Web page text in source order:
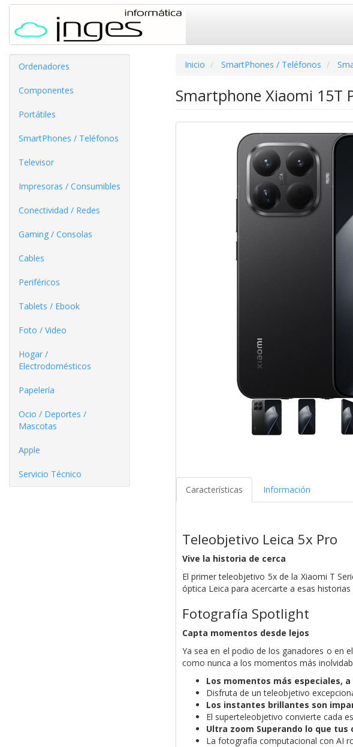
Ordenadores
Componentes
Portátiles
SmartPhones / Teléfonos
Televisor
Impresoras / Consumibles
Conectividad / Redes
Gaming / Consolas
Cables
Periféricos
Tablets / Ebook
Foto / Video
Hogar /
Electrodomésticos
Papelería
Ocio / Deportes /
Mascotas
Apple
Servicio Técnico
Inicio SmartPhones / Teléfonos
Smartphone Xiaomi 15T
Características Información
Teleobjetivo Leica 5x Pro
Vive la historia de cerca
El primer teleobjetivo 5x de la Xiaomi T
óptica Leica para acercarte a esas
Fotografía Spotlight
Capta momentos desde lejos
Ya sea en el podio de los ganadores o en
como nunca a los momentos más
Los momentos más especiales,
Disfruta de un teleobjetivo
Los instantes brillantes son
El superteleobjetivo convierte cada
Ultra zoom Superando lo que tus
La fotografía computacional con AI